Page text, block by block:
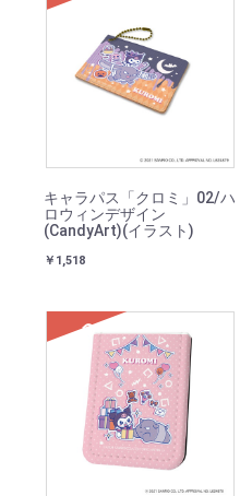
キャラパス「クロミ」02/ハ
ロウィンデザイン
(CandyArt)(イラスト)
￥1,518
SOLD